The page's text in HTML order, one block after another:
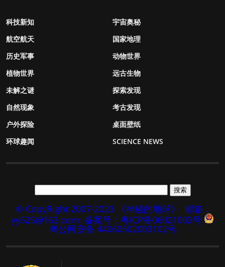
科技新知
宇宙奥秘
航空航天
国家地理
历史军事
动物世界
植物世界
远古生物
未解之谜
探索发现
自然现象
考古发现
户外探险
桌面壁纸
环球趣闻
SCIENCE NEWS
© CopyRight 2007-2023 《神秘的地球》
邮箱：
yy525@163.com 备案号：粤ICP备06021002号
粤公网安备 44060502003102号